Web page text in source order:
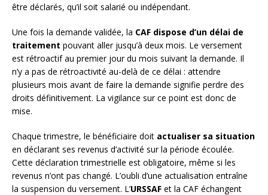
être déclarés, qu’il soit salarié ou indépendant.
Une fois la demande validée, la CAF dispose d’un délai de
traitement pouvant aller jusqu’à deux mois. Le versement
est rétroactif au premier jour du mois suivant la demande. Il
n’y a pas de rétroactivité au-delà de ce délai : attendre
plusieurs mois avant de faire la demande signifie perdre des
droits définitivement. La vigilance sur ce point est donc de
mise.
Chaque trimestre, le bénéficiaire doit actualiser sa situation
en déclarant ses revenus d’activité sur la période écoulée.
Cette déclaration trimestrielle est obligatoire, même si les
revenus n’ont pas changé. L’oubli d’une actualisation entraîne
la suspension du versement. L’URSSAF et la CAF échangent